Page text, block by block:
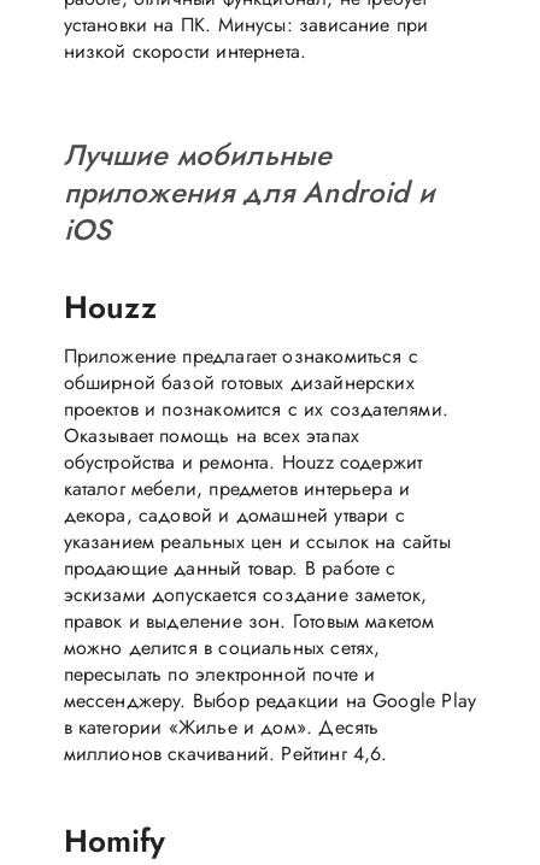
установки на ПК. Минусы: зависание при
низкой скорости интернета.
Лучшие мобильные
приложения для Android и
iOS
Houzz
Приложение предлагает ознакомиться с
обширной базой готовых дизайнерских
проектов и познакомится с их создателями.
Оказывает помощь на всех этапах
обустройства и ремонта. Houzz содержит
каталог мебели, предметов интерьера и
декора, садовой и домашней утвари с
указанием реальных цен и ссылок на сайты
продающие данный товар. В работе с
эскизами допускается создание заметок,
правок и выделение зон. Готовым макетом
можно делится в социальных сетях,
пересылать по электронной почте и
мессенджеру. Выбор редакции на Google Play
в категории «Жилье и дом». Десять
миллионов скачиваний. Рейтинг 4,6.
Homify